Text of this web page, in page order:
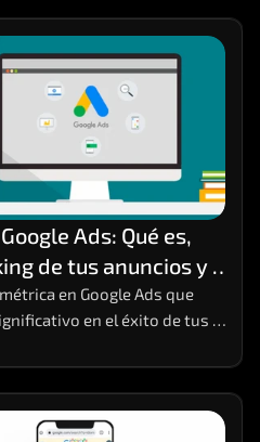
Ads: Qué es,
de tus anuncios y
en Google Ads que
en el éxito de tus